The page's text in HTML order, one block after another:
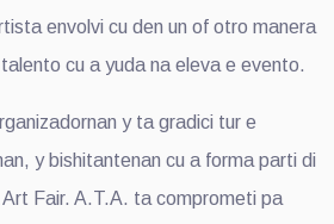
envolvi cu den un of otro manera
cu a yuda na eleva e evento.
y ta gradici tur e
y bishitantenan cu a forma parti di
Art Fair. A.T.A. ta comprometi pa